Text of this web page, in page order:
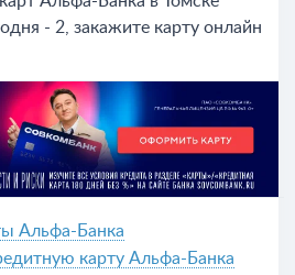
- 2, закажите карту онлайн
банка.
Альфа-Банка
карту Альфа-Банка